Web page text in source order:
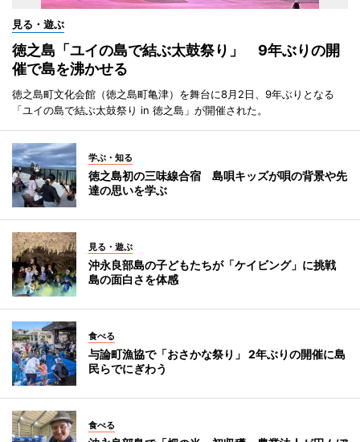
見る・遊ぶ
徳之島「ユイの島で結ぶ太鼓祭り」 9年ぶりの開
催で島を沸かせる
徳之島町文化会館（徳之島町亀津）を舞台に8月2日、9年ぶりとなる
「ユイの島で結ぶ太鼓祭り in 徳之島」が開催された。
学ぶ・知る
徳之島初の三味線合宿 島唄キッズが唄の背景や先
達の思いを学ぶ
見る・遊ぶ
沖永良部島の子どもたちが「ケイビング」に挑戦
島の面白さを体感
食べる
与論町漁協で「おさかな祭り」 2年ぶりの開催に島
民らでにぎわう
食べる